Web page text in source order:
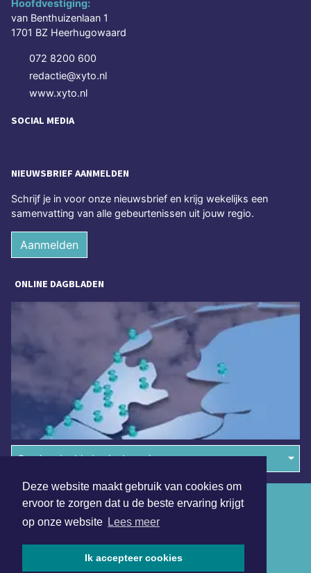
Deze website maakt gebruik van cookies om
ervoor te zorgen dat u de beste ervaring krijgt
op onze website Lees meer
Ik accepteer cookies
Hoofdvestiging:
van Benthuizenlaan 1
1701 BZ Heerhugowaard
072 8200 600
redactie@xyto.nl
www.xyto.nl
SOCIAL MEDIA
NIEUWSBRIEF AANMELDEN
Schrijf je in voor onze nieuwsbrief en krijg wekelijks een
samenvatting van alle gebeurtenissen uit jouw regio.
Aanmelden
ONLINE DAGBLADEN
Overige dagbladen in de regio
Algemene voorwaarden
Disclaimer